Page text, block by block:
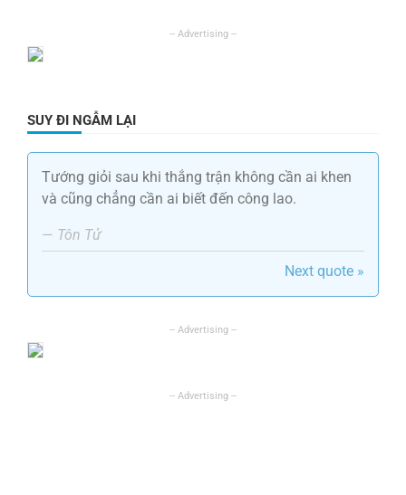
SUY ĐI NGẪM LẠI
Tướng giỏi sau khi thắng trận không cần ai khen
và cũng chẳng cần ai biết đến công lao.
— Tôn Tử
Next quote »